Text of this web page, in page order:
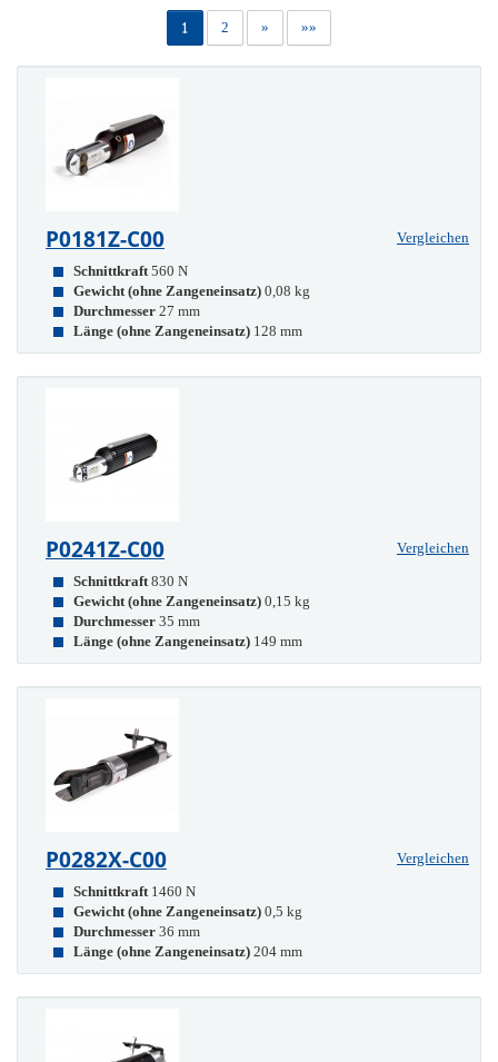
1 2 » »»
P0181Z-C00
Vergleichen
Schnittkraft 560 N
Gewicht (ohne Zangeneinsatz) 0,08 kg
Durchmesser 27 mm
Länge (ohne Zangeneinsatz) 128 mm
P0241Z-C00
Vergleichen
Schnittkraft 830 N
Gewicht (ohne Zangeneinsatz) 0,15 kg
Durchmesser 35 mm
Länge (ohne Zangeneinsatz) 149 mm
P0282X-C00
Vergleichen
Schnittkraft 1460 N
Gewicht (ohne Zangeneinsatz) 0,5 kg
Durchmesser 36 mm
Länge (ohne Zangeneinsatz) 204 mm